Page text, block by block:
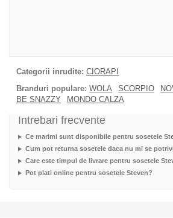
Categorii inrudite: CIORAPI
Branduri populare: WOLA SCORPIO
BE SNAZZY
MONDO CALZA
Intrebari frecvente
Ce marimi sunt disponibile pentru sosetele
Cum pot returna sosetele daca nu mi se
Care este timpul de livrare pentru sosetele
Pot plati online pentru sosetele Steven?